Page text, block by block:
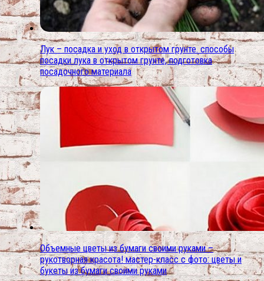
Лук – посадка и уход в открытом грунте. способы
посадки лука в открытом грунте, подготовка
посадочного материала
Объемные цветы из бумаги своими руками –
рукотворная красота! мастер-класс с фото: цветы и
букеты из бумаги своими руками